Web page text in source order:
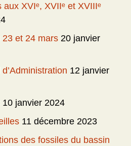
XVIᵉ, XVIIᵉ et XVIIIᵉ
et 24 mars 20 janvier
12 janvier
10 janvier 2024
11 décembre 2023
des fossiles du bassin